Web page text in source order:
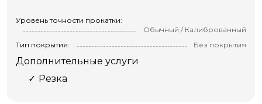
Уровень точности прокатки:
Обычный / Калиброванный
Тип покрытия:
Без покрытия
Дополнительные услуги
Резка